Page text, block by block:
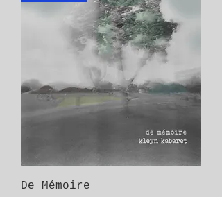
De Mémoire